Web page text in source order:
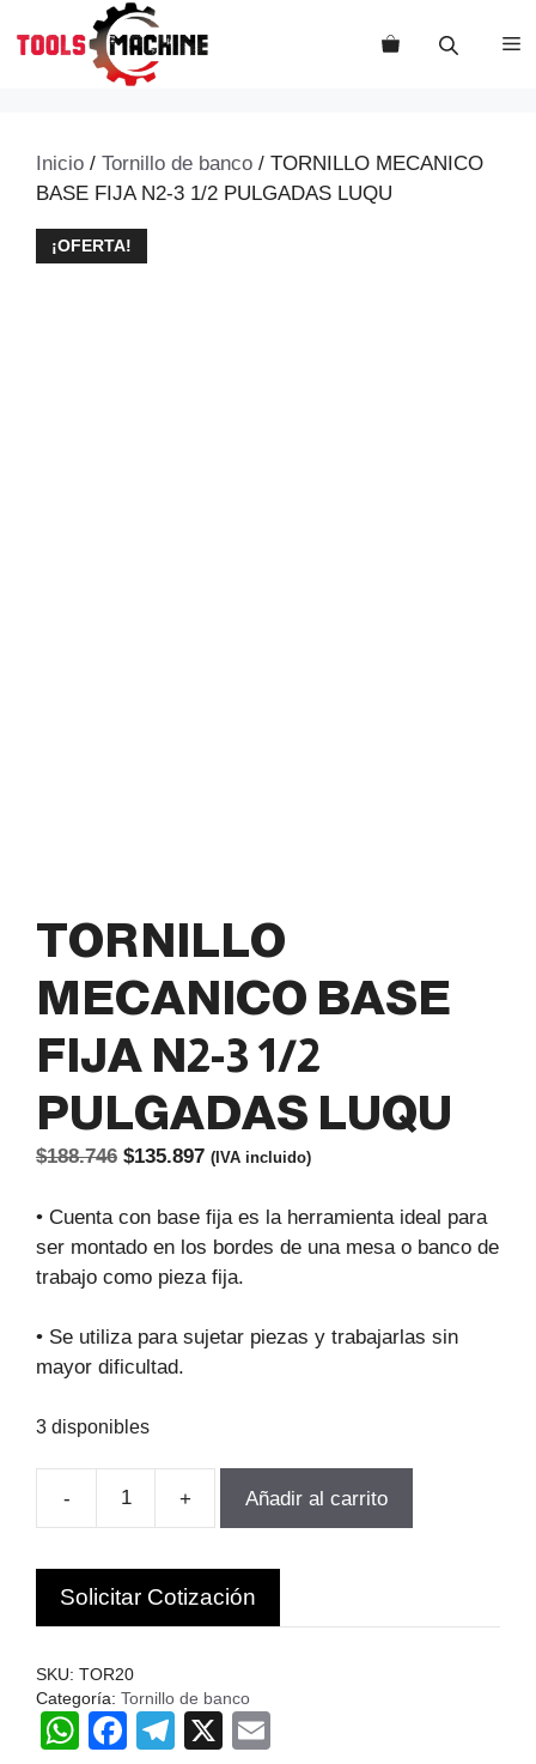
Inicio / Tornillo de banco / TORNILLO MECANICO
BASE FIJA N2-3 1/2 PULGADAS LUQU
¡OFERTA!
TORNILLO
MECANICO BASE
FIJA N2-3 1/2
PULGADAS LUQU
$188.746 El
original
era:
$188.746.
$135.897El
actual
es:
$135.897.
(IVA incluido)
• Cuenta con base fija es la herramienta ideal para
ser montado en los bordes de una mesa o banco de
trabajo como pieza fija.
• Se utiliza para sujetar piezas y trabajarlas sin
mayor dificultad.
3 disponibles
-
TORNILLO
BASE
FIJA
N2-
1/2
PULGADAS
LUQU
+ Añadir al carrito
Solicitar Cotización
SKU: TOR20
Categoría: Tornillo de banco
W
F
T
X